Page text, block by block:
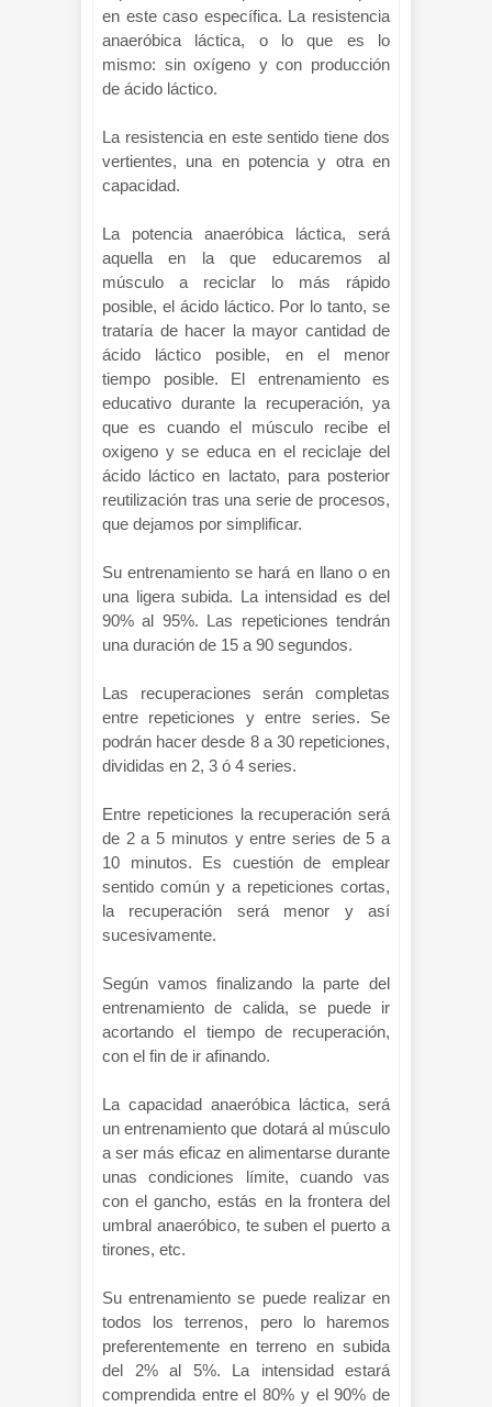
en este caso específica. La resistencia
anaeróbica láctica, o lo que es lo
mismo: sin oxígeno y con producción
de ácido láctico.
La resistencia en este sentido tiene dos
vertientes, una en potencia y otra en
capacidad.
La potencia anaeróbica láctica, será
aquella en la que educaremos al
músculo a reciclar lo más rápido
posible, el ácido láctico. Por lo tanto, se
trataría de hacer la mayor cantidad de
ácido láctico posible, en el menor
tiempo posible. El entrenamiento es
educativo durante la recuperación, ya
que es cuando el músculo recibe el
oxigeno y se educa en el reciclaje del
ácido láctico en lactato, para posterior
reutilización tras una serie de procesos,
que dejamos por simplificar.
Su entrenamiento se hará en llano o en
una ligera subida. La intensidad es del
90% al 95%. Las repeticiones tendrán
una duración de 15 a 90 segundos.
Las recuperaciones serán completas
entre repeticiones y entre series. Se
podrán hacer desde 8 a 30 repeticiones,
divididas en 2, 3 ó 4 series.
Entre repeticiones la recuperación será
de 2 a 5 minutos y entre series de 5 a
10 minutos. Es cuestión de emplear
sentido común y a repeticiones cortas,
la recuperación será menor y así
sucesivamente.
Según vamos finalizando la parte del
entrenamiento de calida, se puede ir
acortando el tiempo de recuperación,
con el fin de ir afinando.
La capacidad anaeróbica láctica, será
un entrenamiento que dotará al músculo
a ser más eficaz en alimentarse durante
unas condiciones límite, cuando vas
con el gancho, estás en la frontera del
umbral anaeróbico, te suben el puerto a
tirones, etc.
Su entrenamiento se puede realizar en
todos los terrenos, pero lo haremos
preferentemente en terreno en subida
del 2% al 5%. La intensidad estará
comprendida entre el 80% y el 90% de